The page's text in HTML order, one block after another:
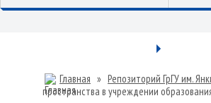
Главная » Репозиторий ГрГУ им.
пространства в учреждении